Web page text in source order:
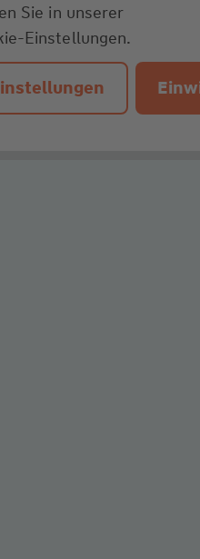
Sie in unserer
Einstellungen.